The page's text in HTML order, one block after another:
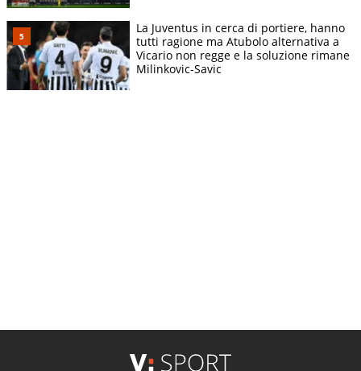
La Juventus in cerca di portiere, hanno
tutti ragione ma Atubolo alternativa a
Vicario non regge e la soluzione rimane
Milinkovic-Savic